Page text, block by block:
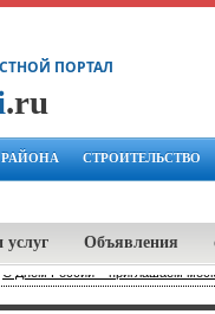
ПОРТАЛ
.ru
СТРОИТЕЛЬСТВО
услуг Объявления
С Днем России – приглашаем